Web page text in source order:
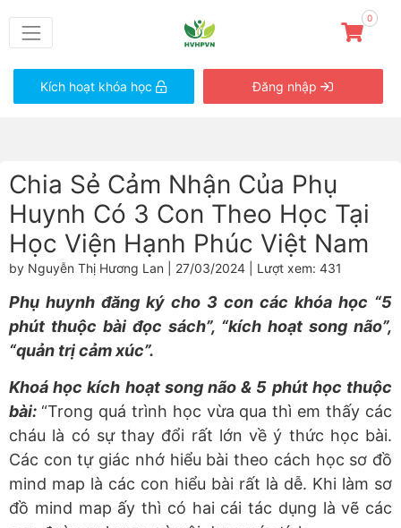
0
Kích hoạt khóa học Đăng nhập
Chia Sẻ Cảm Nhận Của Phụ
Huynh Có 3 Con Theo Học Tại
Học Viện Hạnh Phúc Việt Nam
by Nguyễn Thị Hương Lan | 27/03/2024 | Lượt xem: 431
Phụ huynh đăng ký cho 3 con các khóa học “5
phút thuộc bài đọc sách”, “kích hoạt song não”,
“quản trị cảm xúc”.
Khoá học kích hoạt song não & 5 phút học thuộc
bài: “Trong quá trình học vừa qua thì em thấy các
cháu là có sự thay đổi rất lớn về ý thức học bài.
Các con tự giác nhớ hiểu bài theo cách học sơ đồ
mind map là các con hiểu bài rất là dễ. Khi làm sơ
đồ mind map ấy thì có hai cái tác dụng là vẽ các